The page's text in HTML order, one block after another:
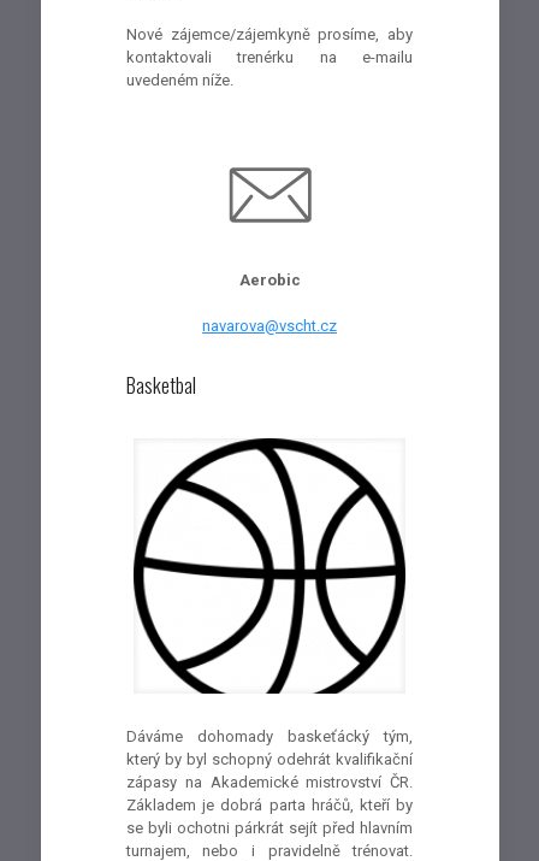
Nové zájemce/zájemkyně prosíme, aby
kontaktovali trenérku na e-mailu
uvedeném níže.
Aerobic
navarova@vscht.cz
Basketbal
Dáváme dohomady baskeťácký tým,
který by byl schopný odehrát kvalifikační
zápasy na Akademické mistrovství ČR.
Základem je dobrá parta hráčů, kteří by
se byli ochotni párkrát sejít před hlavním
turnajem, nebo i pravidelně trénovat.